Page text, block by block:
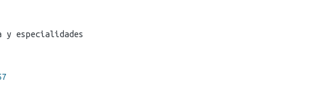
y especialidades